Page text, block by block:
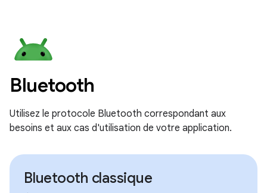
Bluetooth
Utilisez le protocole Bluetooth correspondant aux
besoins et aux cas d'utilisation de votre application.
Bluetooth classique